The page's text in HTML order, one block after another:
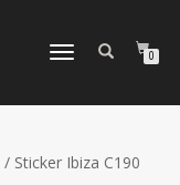
CAMBIAR
0
/ Sticker Ibiza C190